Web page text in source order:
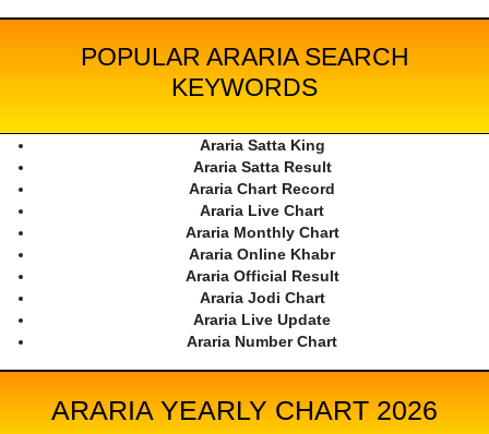
POPULAR ARARIA SEARCH
KEYWORDS
Araria Satta King
Araria Satta Result
Araria Chart Record
Araria Live Chart
Araria Monthly Chart
Araria Online Khabr
Araria Official Result
Araria Jodi Chart
Araria Live Update
Araria Number Chart
ARARIA YEARLY CHART 2026